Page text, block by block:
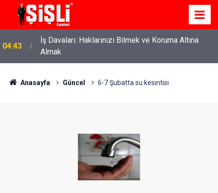
04:43
İş Davaları: Haklarınızı Bilmek ve Koruma Altına
Almak
Anasayfa Güncel 6-7 Şubatta su kesintisi